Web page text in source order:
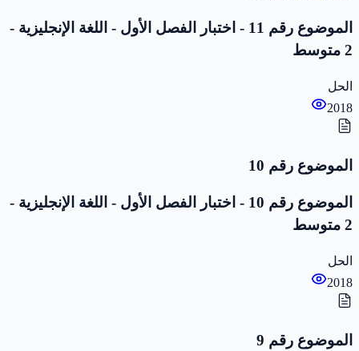
الموضوع رقم 11 - اختبار الفصل الأول - اللغة الإنجليزية -
2 متوسط
الحل
2018
الموضوع رقم 10
الموضوع رقم 10 - اختبار الفصل الأول - اللغة الإنجليزية -
2 متوسط
الحل
2018
الموضوع رقم 9